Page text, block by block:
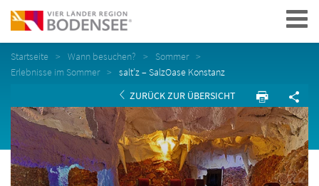
Navigation
Startseite Wann besuchen?
Sommer
Erlebnisse im Sommer
salt’z – SalzOase Konstanz
ZURÜCK ZUR ÜBERSICHT